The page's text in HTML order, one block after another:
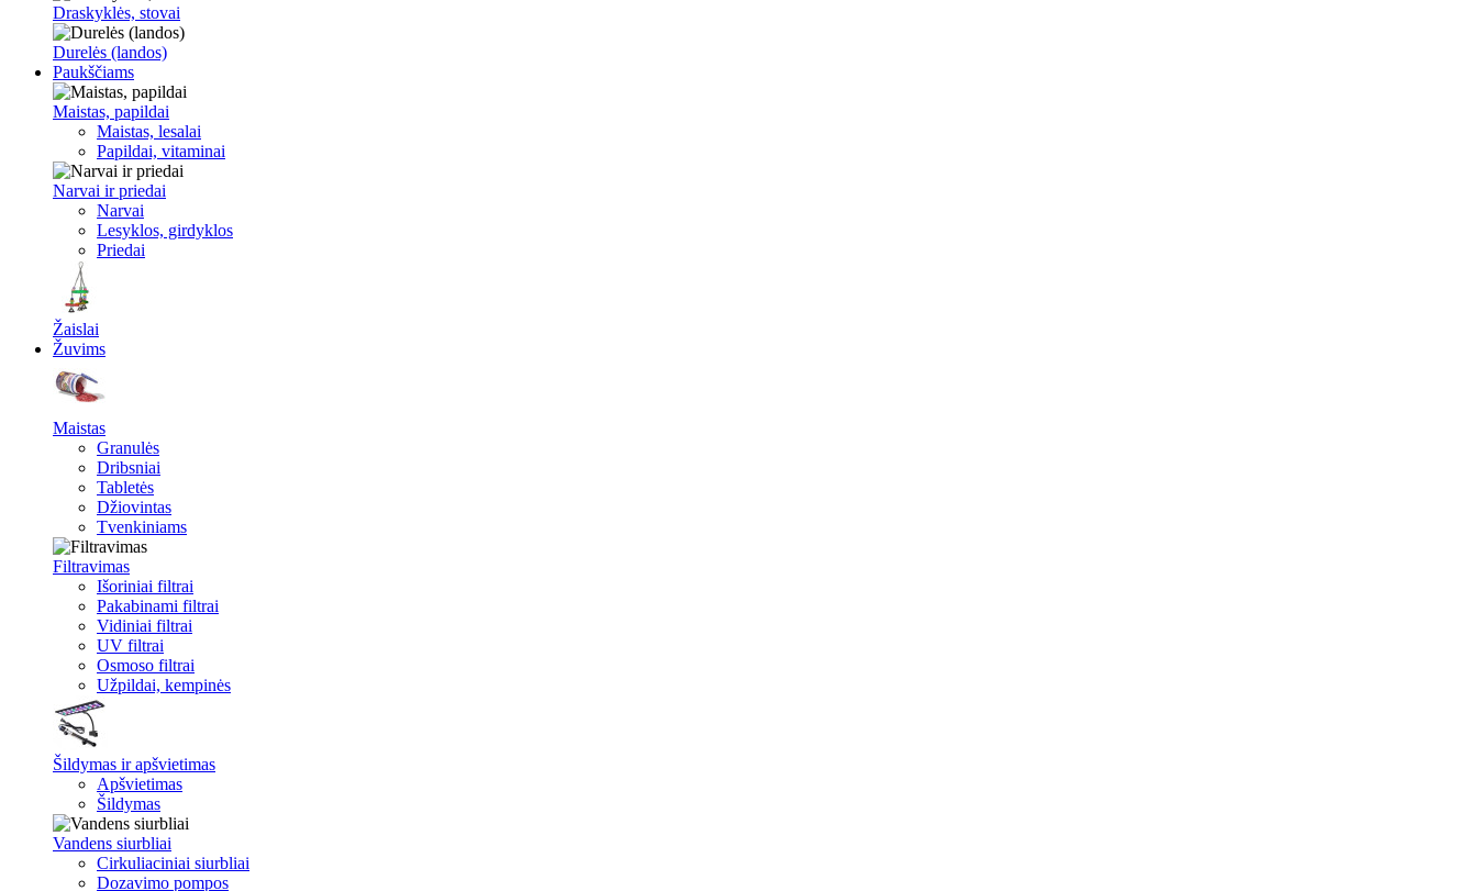
Draskyklės, stovai
Durelės (landos)
Paukščiams
Maistas, papildai
Maistas, lesalai
Papildai, vitaminai
Narvai ir priedai
Narvai
Lesyklos, girdyklos
Priedai
Žaislai
Žuvims
Maistas
Granulės
Dribsniai
Tabletės
Džiovintas
Tvenkiniams
Filtravimas
Išoriniai filtrai
Pakabinami filtrai
Vidiniai filtrai
UV filtrai
Osmoso filtrai
Užpildai, kempinės
Šildymas ir apšvietimas
Apšvietimas
Šildymas
Vandens siurbliai
Cirkuliaciniai siurbliai
Dozavimo pompos